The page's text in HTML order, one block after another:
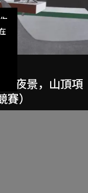
，夜景，山頂項
）